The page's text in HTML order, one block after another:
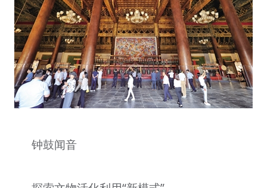
钟鼓闻音